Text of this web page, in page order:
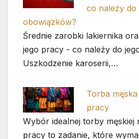
co należy do
obowiązków?
Średnie zarobki lakiernika
jego pracy - co należy do
Uszkodzenie karoserii,…
Torba
pracy
Wybór idealnej torby męskiej
pracy to zadanie, które